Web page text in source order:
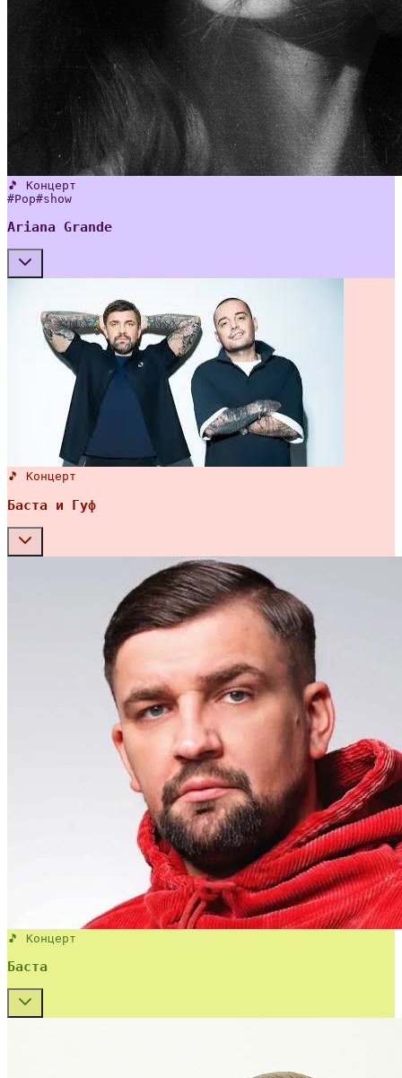
🎵 Концерт
#Pop#show
Ariana Grande
🎵 Концерт
Баста и Гуф
🎵 Концерт
Баста